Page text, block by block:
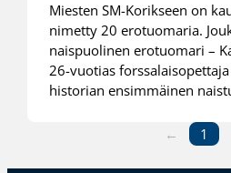
Miesten SM-Korikseen on
nimetty 20 erotuomaria.
naispuolinen erotuomari –
26-vuotias
historian ensimmäinen
← 1